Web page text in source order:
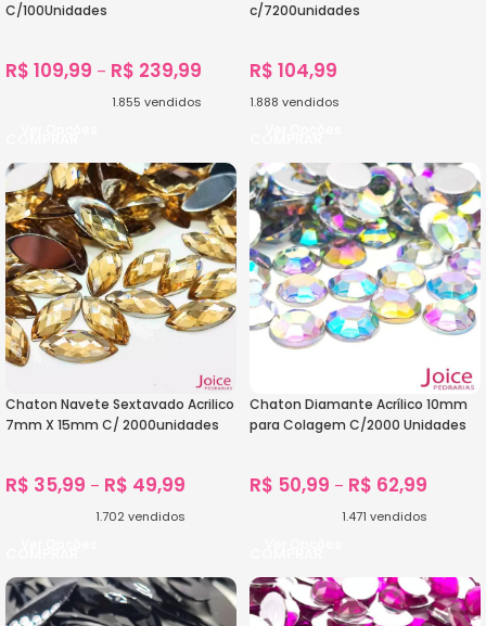
C/100Unidades
R$ 109,99 – R$ 239,99
1.855 vendidos
c/7200unidades
R$ 104,99
1.888 vendidos
Chaton Navete Sextavado Acrilico
7mm X 15mm C/ 2000unidades
R$ 35,99 – R$ 49,99
1.702 vendidos
Chaton Diamante Acrílico 10mm
para Colagem C/2000 Unidades
R$ 50,99 – R$ 62,99
1.471 vendidos